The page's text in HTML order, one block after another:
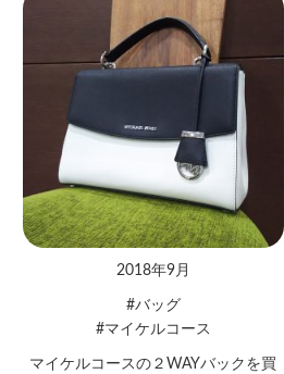
2018年9月
バッグ
マイケルコース
マイケルコースの２WAYバックを買